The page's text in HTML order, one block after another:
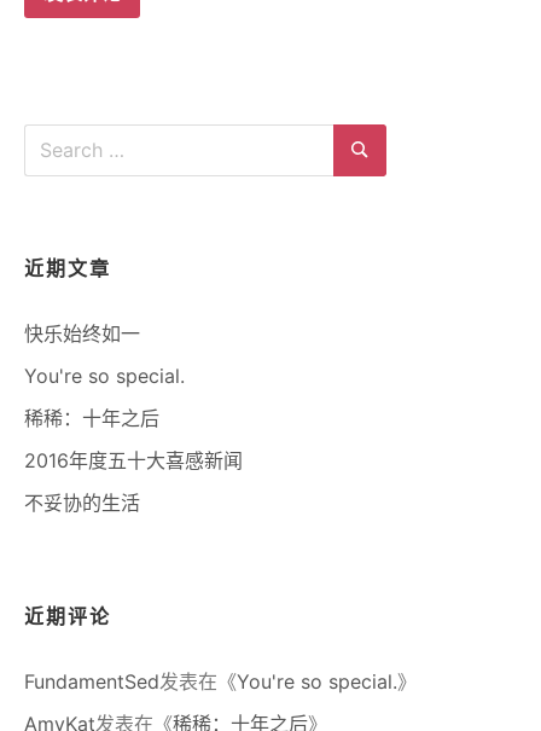
Search
Search
近期文章
快乐始终如一
You're so special.
稀稀：十年之后
2016年度五十大喜感新闻
不妥协的生活
近期评论
FundamentSed发表在《You're so special.》
AmyKat发表在《稀稀：十年之后》